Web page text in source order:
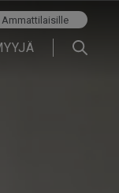
Ammattilaisille